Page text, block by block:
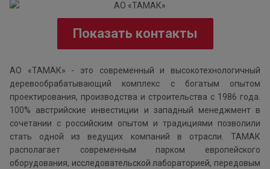
Показать контакты
АО «ТАМАК» - это современный и высокотехнологичный
деревообрабатывающий комплекс с богатым опытом
проектирования, производства и строительства с 1986 года.
100% австрийские инвестиции и западный менеджмент в
сочетании с российским опытом и традициями позволили
стать одной из ведущих компаний в отрасли. ТАМАК
располагает современным парком европейского
оборудования, исследовательской лабораторией, передовым